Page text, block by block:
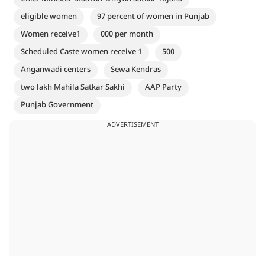
eligible women
97 percent of women in Punjab
Women receive1
000 per month
Scheduled Caste women receive 1
500
Anganwadi centers
Sewa Kendras
two lakh Mahila Satkar Sakhi
AAP Party
Punjab Government
ADVERTISEMENT